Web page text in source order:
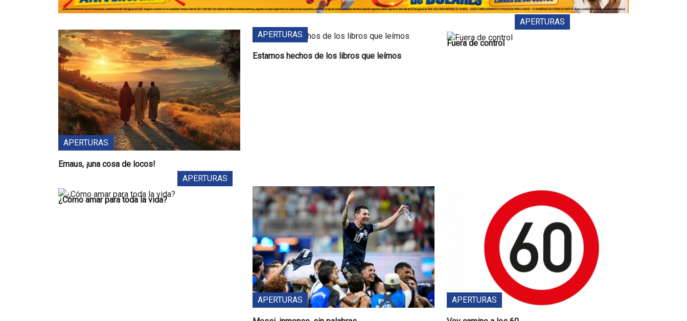
APERTURAS
Emaus, ¡una cosa de locos!
APERTURAS
Estamos hechos de los libros que leímos
APERTURAS
Fuera de control
APERTURAS
¿Cómo amar para toda la vida?
APERTURAS APERTURAS